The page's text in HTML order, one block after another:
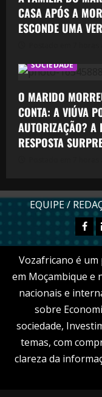
CASA APÓS A
ESCONDE UMA
SOCIEDADE
O MARIDO
CONTA: A VIÚVA
AUTORIZAÇÃO?
RESPOSTA
EQUIPE /
Vozafricano é
em Moçambique e
nacionais e
sobre
sociedade,
temas, com
clareza da